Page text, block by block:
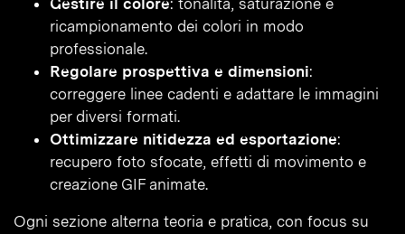
Gestire il colore: tonalità, saturazione e
ricampionamento dei colori in modo
professionale.
Regolare prospettiva e dimensioni:
correggere linee cadenti e adattare le immagini
per diversi formati.
Ottimizzare nitidezza ed esportazione:
recupero foto sfocate, effetti di movimento e
creazione GIF animate.
Ogni sezione alterna teoria e pratica, con focus su